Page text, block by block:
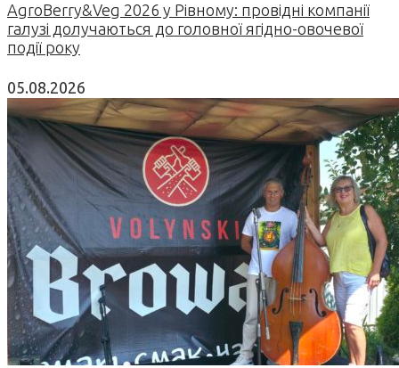
AgroBerry&Veg 2026 у Рівному: провідні компанії
галузі долучаються до головної ягідно-овочевої
події року
05.08.2026